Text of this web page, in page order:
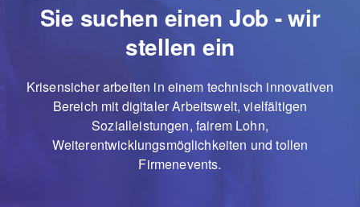
Sie suchen einen Job - wir
stellen ein
Krisensicher arbeiten in einem technisch innovativen
Bereich mit digitaler Arbeitswelt, vielfältigen
Sozialleistungen, fairem Lohn,
Weiterentwicklungsmöglichkeiten und tollen
Firmenevents.